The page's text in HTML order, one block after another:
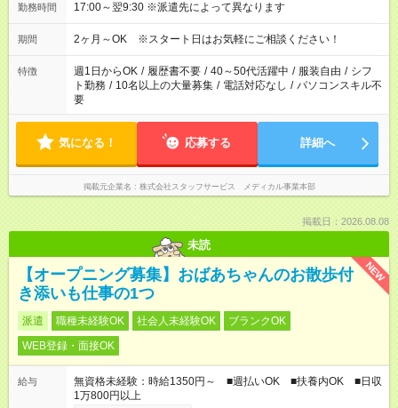
勤務時間 17:00～翌9:30 ※派遣先によって異なります
期間 2ヶ月～OK ※スタート日はお気軽にご相談ください！
特徴 週1日からOK / 履歴書不要 / 40～50代活躍中 / 服装自由 / シフ
ト勤務 / 10名以上の大量募集 / 電話対応なし / パソコンスキル不
要
気になる！ 応募する 詳細へ
掲載元企業名 株式会社スタッフサービス メディカル事業本部
掲載日：2026.08.08
未読
NEW
【オープニング募集】おばあちゃんのお散歩付
き添いも仕事の1つ
派遣 職種未経験OK 社会人未経験OK
ブランクOK
WEB登録・面接OK
給与
無資格未経験：時給1350円～ ■週払いOK ■扶養内OK ■日収
1万800円以上